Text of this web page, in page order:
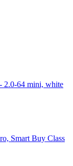
2.0-64 mini, white
Smart Buy Class